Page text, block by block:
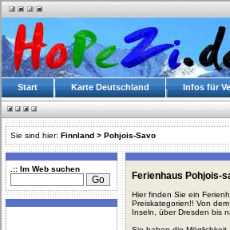
Start Karte Deutschland Infos für
Sie sind hier: Finnland > Pohjois-Savo
.:: Im Web suchen
Ferienhaus Pohjois-
Hier finden Sie ein
Preiskategorien!! Von
Inseln, über Dresden bis